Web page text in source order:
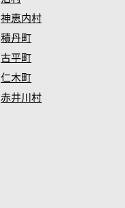
神恵内村
積丹町
古平町
仁木町
赤井川村